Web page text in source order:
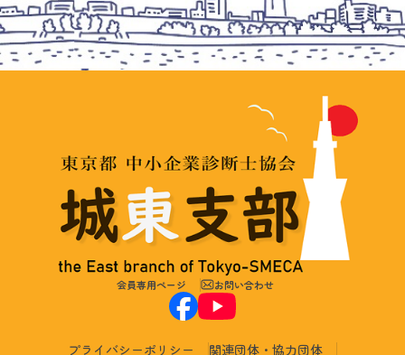
会員専用ページ お問い合わせ
プライバシーポリシー
関連団体・協力団体